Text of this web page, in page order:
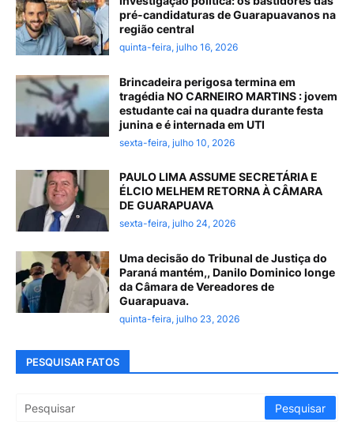
pré-candidaturas de Guarapuavanos na
região central
quinta-feira, julho 16, 2026
Brincadeira perigosa termina em
tragédia NO CARNEIRO MARTINS : jovem
estudante cai na quadra durante festa
junina e é internada em UTI
sexta-feira, julho 10, 2026
PAULO LIMA ASSUME SECRETÁRIA E
ÉLCIO MELHEM RETORNA À CÂMARA
DE GUARAPUAVA
sexta-feira, julho 24, 2026
Uma decisão do Tribunal de Justiça do
Paraná mantém,, Danilo Dominico longe
da Câmara de Vereadores de
Guarapuava.
quinta-feira, julho 23, 2026
PESQUISAR FATOS